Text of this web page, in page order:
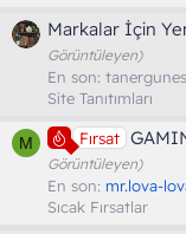
Markalar İçin
Görüntüleyen)
En son:
Site Tanıtımları
M Fırsat
Görüntüleyen)
En son: mr.lova-
Sıcak Fırsatlar